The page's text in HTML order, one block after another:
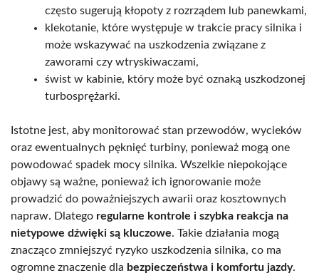
często sugerują kłopoty z rozrządem lub panewkami,
klekotanie, które występuje w trakcie pracy silnika i
może wskazywać na uszkodzenia związane z
zaworami czy wtryskiwaczami,
świst w kabinie, który może być oznaką uszkodzonej
turbosprężarki.
Istotne jest, aby monitorować stan przewodów, wycieków
oraz ewentualnych pęknięć turbiny, ponieważ mogą one
powodować spadek mocy silnika. Wszelkie niepokojące
objawy są ważne, ponieważ ich ignorowanie może
prowadzić do poważniejszych awarii oraz kosztownych
napraw. Dlatego regularne kontrole i szybka reakcja na
nietypowe dźwięki są kluczowe. Takie działania mogą
znacząco zmniejszyć ryzyko uszkodzenia silnika, co ma
ogromne znaczenie dla bezpieczeństwa i komfortu jazdy.